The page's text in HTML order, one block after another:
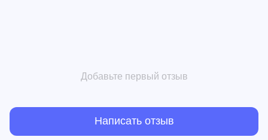
Добавьте первый отзыв
Написать отзыв